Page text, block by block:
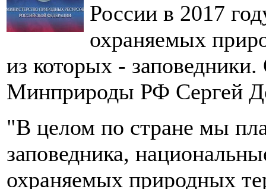
России в 2017
охраняемых
из которых -
Минприроды РФ Сергей
"В целом по стране мы
заповедника,
охраняемых природных